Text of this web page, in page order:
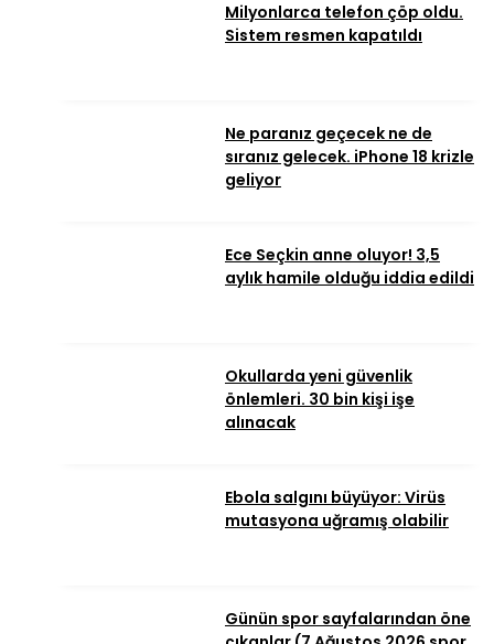
Milyonlarca telefon çöp oldu.
Sistem resmen kapatıldı
Ne paranız geçecek ne de
sıranız gelecek. iPhone 18 krizle
geliyor
Ece Seçkin anne oluyor! 3,5
aylık hamile olduğu iddia edildi
Okullarda yeni güvenlik
önlemleri. 30 bin kişi işe
alınacak
Ebola salgını büyüyor: Virüs
mutasyona uğramış olabilir
Günün spor sayfalarından öne